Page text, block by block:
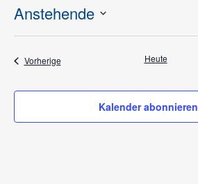
Anstehende
VorherigeVeranstaltungen Heute
Kalender abonnieren